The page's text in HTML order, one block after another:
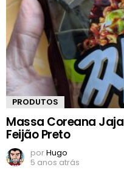
PRODUTOS
Massa Coreana
Feijão Preto
porHugo
5 anos atrás